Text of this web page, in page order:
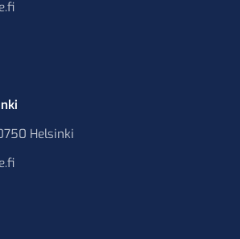
Helsinki